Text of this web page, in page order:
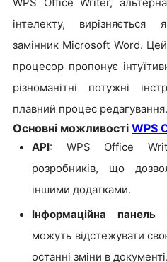
інтелекту, вирізняється
замінник Microsoft Word.
процесор пропонує
різноманітні потужні
плавний процес редагування.
Основні можливості WPS
API: WPS Office
розробників, що
іншими додатками.
Інформаційна панель
можуть відстежувати
останні зміни в документі.